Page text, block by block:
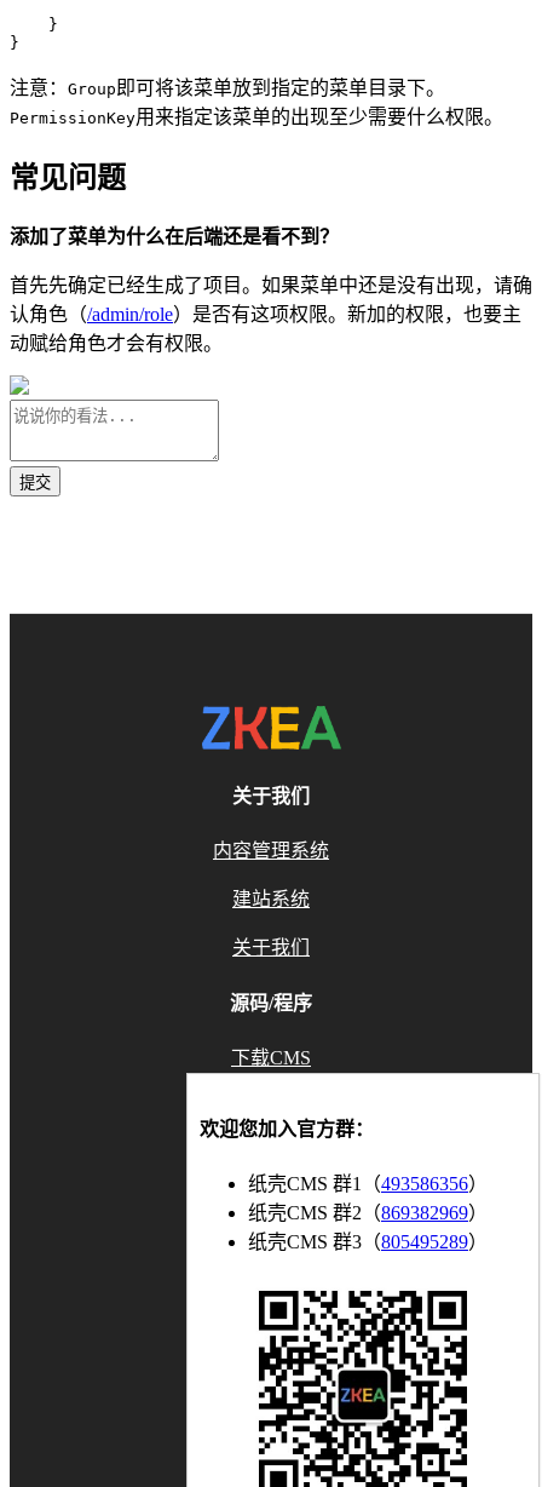
欢迎您加入官方群：
纸壳CMS 群1（493586356）
纸壳CMS 群2（869382969）
纸壳CMS 群3（805495289）
    }
}
注意： Group 即可将该菜单放到指定的菜单目录下。
PermissionKey用来指定该菜单的出现至少需要什么权限。
常见问题
添加了菜单为什么在后端还是看不到？
首先先确定已经生成了项目。如果菜单中还是没有出现，请确
认角色（/admin/role）是否有这项权限。新加的权限，也要主
动赋给角色才会有权限。
关于我们
内容管理系统
建站系统
关于我们
源码/程序
下载CMS
Gitee
联系我们
知乎
博客
bilibili
微信公众号